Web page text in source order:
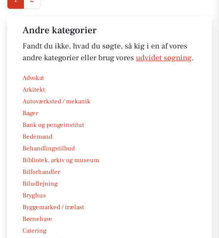
Andre kategorier
Fandt du ikke, hvad du søgte, så kig i en af vores
andre kategorier eller brug vores udvidet søgning.
Advokat
Arkitekt
Autoværksted / mekanik
Bager
Bank og pengeinstitut
Bedemand
Behandlingstilbud
Bibliotek, arkiv og museum
Bilforhandler
Biludlejning
Bryghus
Byggemarked / trælast
Børnehave
Catering